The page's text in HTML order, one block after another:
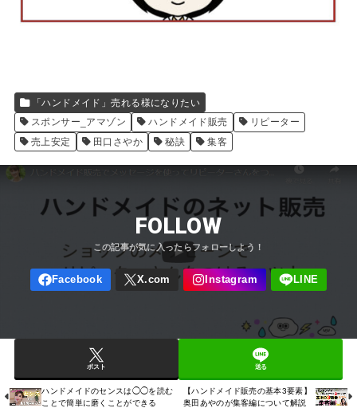
「ハンドメイド」売れる様になりたい
スポンサー_アマゾン
ハンドメイド販売
リピーター
売上安定
田口さやか 秘訣 集客
FOLLOW
ポスト 送る
ハンドメイドのセンスは◯◯を読む
ことで簡単に磨くことができる
【ハンドメイド販売の基本3要素】
奥田あやのが集客編について解説